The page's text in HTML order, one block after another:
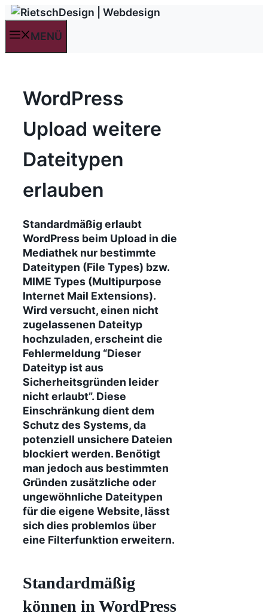
Zum
springenMENÜ
WordPress
Upload weitere
Dateitypen
erlauben
Standardmäßig erlaubt
WordPress beim Upload in die
Mediathek nur bestimmte
Dateitypen (File Types) bzw.
MIME Types (Multipurpose
Internet Mail Extensions).
Wird versucht, einen nicht
zugelassenen Dateityp
hochzuladen, erscheint die
Fehlermeldung “Dieser
Dateityp ist aus
Sicherheitsgründen leider
nicht erlaubt”. Diese
Einschränkung dient dem
Schutz des Systems, da
potenziell unsichere Dateien
blockiert werden. Benötigt
man jedoch aus bestimmten
Gründen zusätzliche oder
ungewöhnliche Dateitypen
für die eigene Website, lässt
sich dies problemlos über
eine Filterfunktion erweitern.
Standardmäßig
können in WordPress